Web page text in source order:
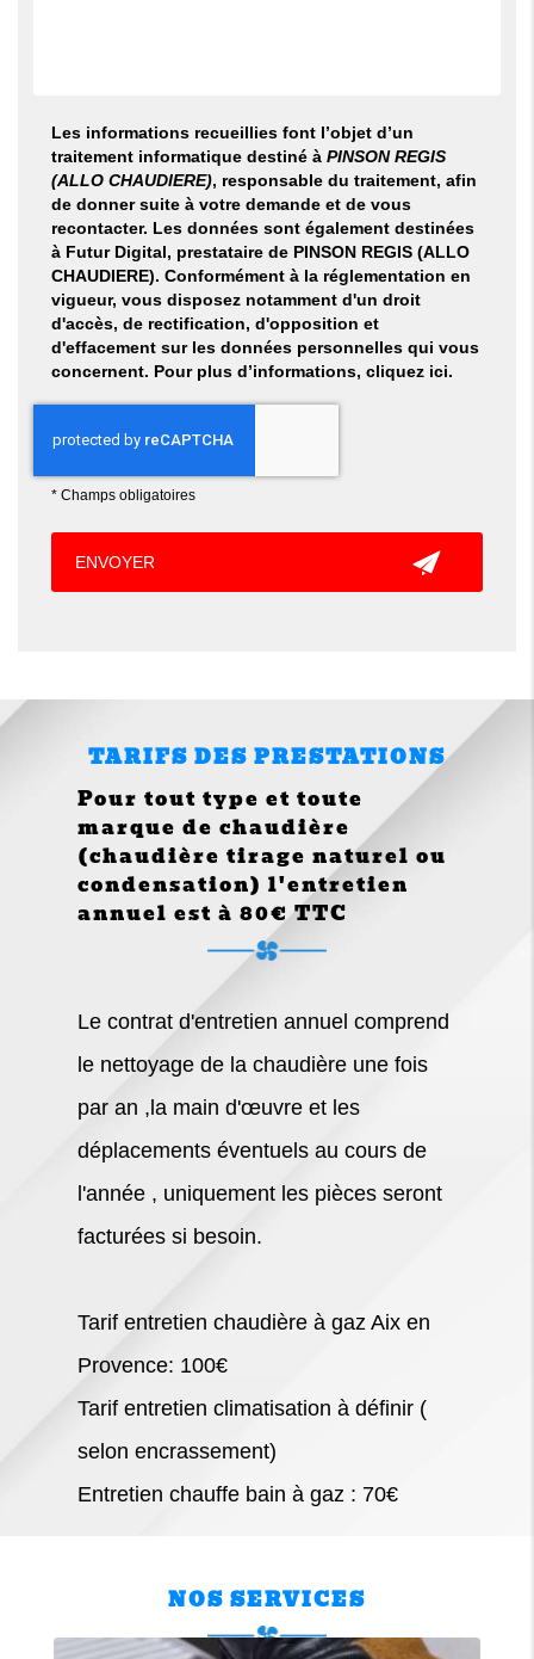
Les informations recueillies font l’objet d’un
traitement informatique destiné àPINSON REGIS
(ALLO CHAUDIERE), responsable du traitement, afin
de donner suite à votre demande et de vous
recontacter. Les données sont également destinées
à Futur Digital, prestataire de PINSON REGIS (ALLO
CHAUDIERE). Conformément à la réglementation en
vigueur, vous disposez notamment d'un droit
d'accès, de rectification, d'opposition et
d'effacement sur les données personnelles qui vous
concernent. Pour plus d’informations, cliquez ici.
* Champs obligatoires
TARIFS DES PRESTATIONS
Pour tout type et toute
marque de chaudière
(chaudière tirage naturel ou
condensation) l'entretien
annuel est à 80€ TTC
Le contrat d'entretien annuel comprend
le nettoyage de la chaudière une fois
par an ,la main d'œuvre et les
déplacements éventuels au cours de
l'année , uniquement les pièces seront
facturées si besoin.
Tarif entretien chaudière à gaz Aix en
Provence: 100€
Tarif entretien climatisation à définir (
selon encrassement)
Entretien chauffe bain à gaz : 70€
NOS SERVICES